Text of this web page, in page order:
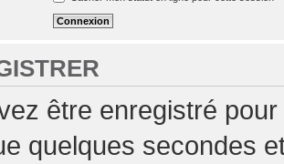
être enregistré
quelques secondes